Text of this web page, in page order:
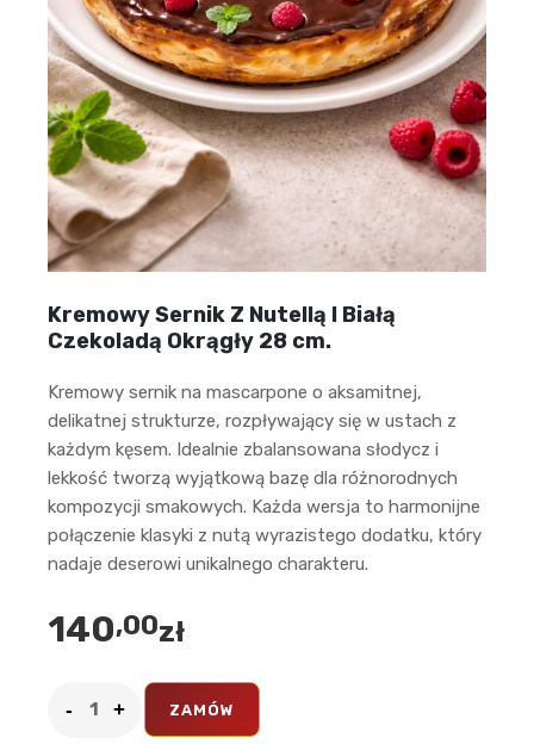
Kremowy Sernik Z Nutellą I Białą
Czekoladą Okrągły 28 cm.
Kremowy sernik na mascarpone o aksamitnej,
delikatnej strukturze, rozpływający się w ustach z
każdym kęsem. Idealnie zbalansowana słodycz i
lekkość tworzą wyjątkową bazę dla różnorodnych
kompozycji smakowych. Każda wersja to harmonijne
połączenie klasyki z nutą wyrazistego dodatku, który
nadaje deserowi unikalnego charakteru.
140,00zł
ZAMÓW